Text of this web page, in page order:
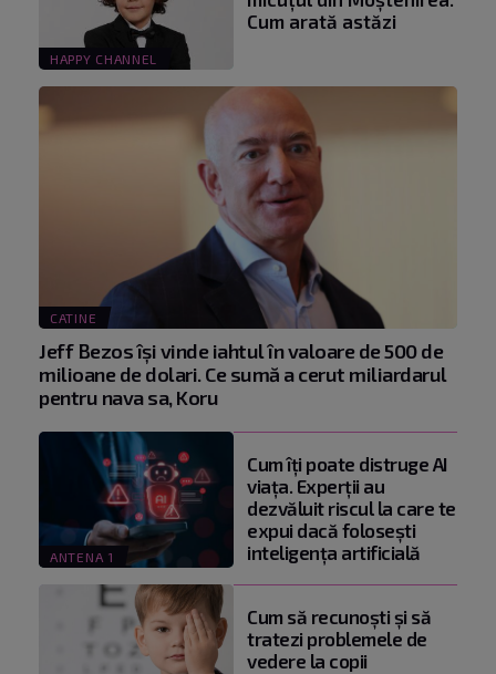
HAPPY CHANNEL
Cum arată astăzi
CATINE
Jeff Bezos își vinde iahtul în valoare de 500 de
milioane de dolari. Ce sumă a cerut miliardarul
pentru nava sa, Koru
ANTENA 1
Cum îți poate distruge AI
viața. Experții au
dezvăluit riscul la care te
expui dacă folosești
inteligența artificială
Cum să recunoști și să
tratezi problemele de
vedere la copii